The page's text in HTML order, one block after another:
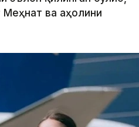
Меҳнат ва аҳолини